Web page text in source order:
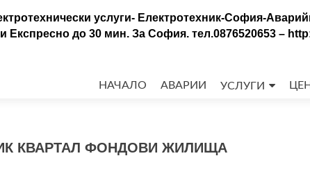
услуги- Електротехник-София-
Експресно до 30 мин. За София. тел.0876520653 –
към
НАЧАЛО АВАРИИ УСЛУГИ
КВАРТАЛ ФОНДОВИ ЖИЛИЩА